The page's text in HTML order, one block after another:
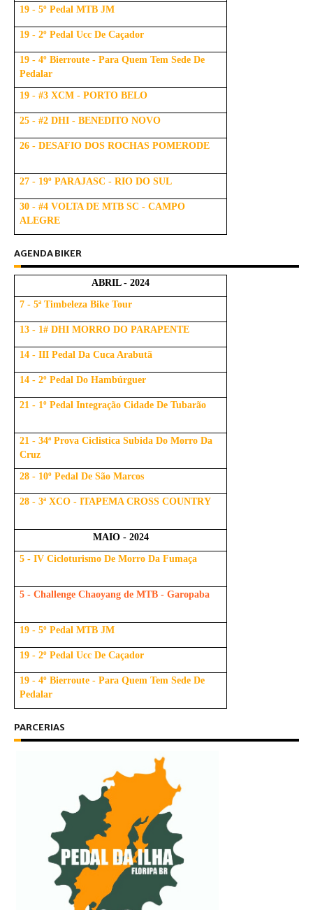
19 - 5º Pedal MTB JM
19 - 2º Pedal Ucc De Caçador
19 - 4º Bierroute - Para Quem Tem Sede De
Pedalar
19 - #3 XCM - PORTO BELO
25 - #2 DHI - BENEDITO NOVO
26 - DESAFIO DOS ROCHAS POMERODE
27 - 19º PARAJASC - RIO DO SUL
30 - #4 VOLTA DE MTB SC - CAMPO
ALEGRE
AGENDA BIKER
ABRIL - 2024
7 - 5ª Timbeleza Bike Tour
13 - 1# DHI MORRO DO PARAPENTE
14 - III Pedal Da Cuca Arabutã
14 - 2º Pedal Do Hambúrguer
21 - 1º Pedal Integração Cidade De Tubarão
21 - 34ª Prova Ciclistica Subida Do Morro Da
Cruz
28 - 10º Pedal De São Marcos
28 - 3ª XCO - ITAPEMA CROSS COUNTRY
MAIO - 2024
5 - IV Cicloturismo De Morro Da Fumaça
5 - Challenge Chaoyang de MTB - Garopaba
19 - 5º Pedal MTB JM
19 - 2º Pedal Ucc De Caçador
19 - 4º Bierroute - Para Quem Tem Sede De
Pedalar
PARCERIAS